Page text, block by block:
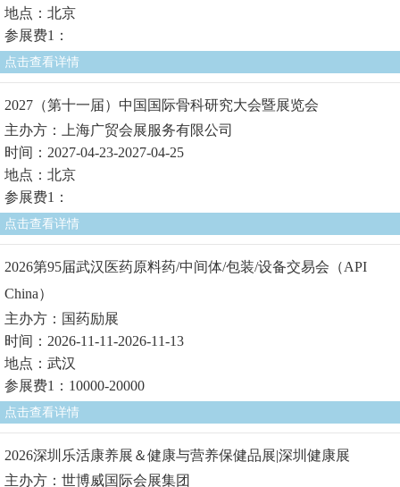
地点：北京
参展费1：
点击查看详情
2027（第十一届）中国国际骨科研究大会暨展览会
主办方：上海广贸会展服务有限公司
时间：2027-04-23-2027-04-25
地点：北京
参展费1：
点击查看详情
2026第95届武汉医药原料药/中间体/包装/设备交易会（API
China）
主办方：国药励展
时间：2026-11-11-2026-11-13
地点：武汉
参展费1：10000-20000
点击查看详情
2026深圳乐活康养展＆健康与营养保健品展|深圳健康展
主办方：世博威国际会展集团